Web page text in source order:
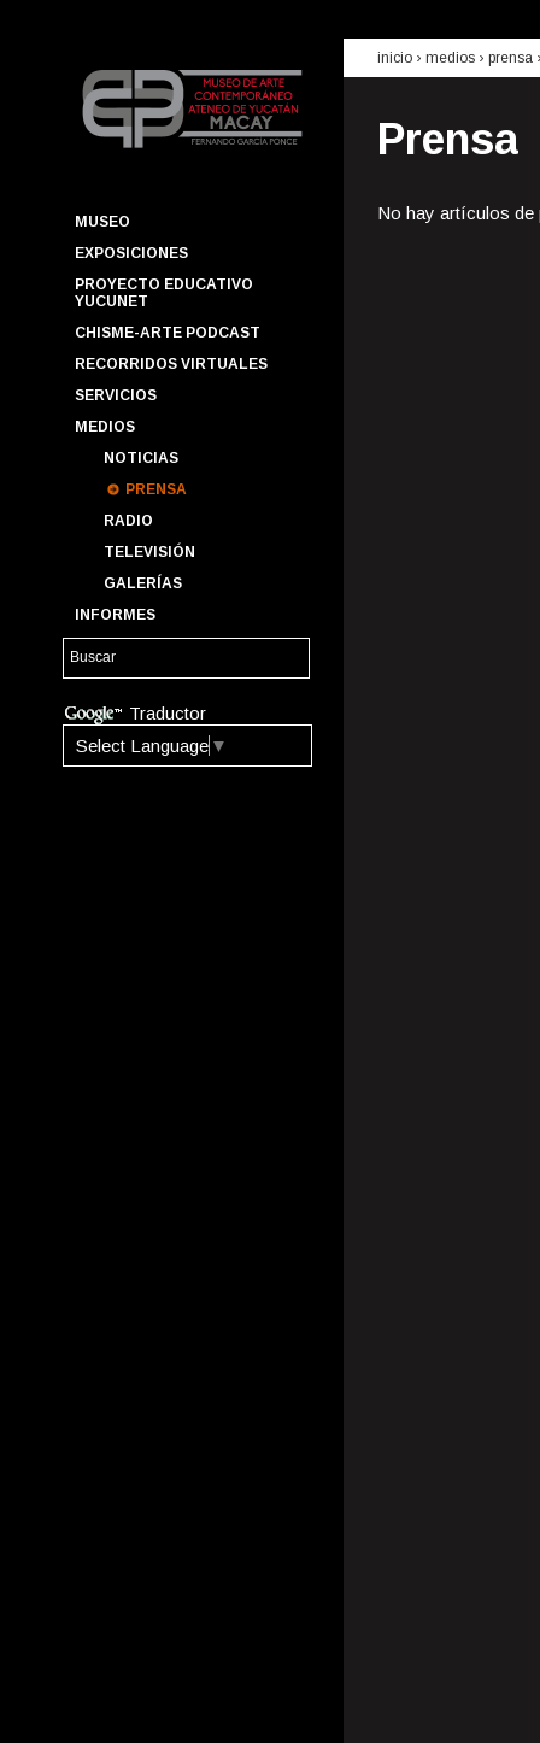
MUSEO
EXPOSICIONES
PROYECTO EDUCATIVO
YUCUNET
CHISME-ARTE PODCAST
RECORRIDOS VIRTUALES
SERVICIOS
MEDIOS
NOTICIAS
PRENSA
RADIO
TELEVISIÓN
GALERÍAS
INFORMES
Traductor
Select Language ▼
inicio › medios › prensa
Prensa
No hay artículos de